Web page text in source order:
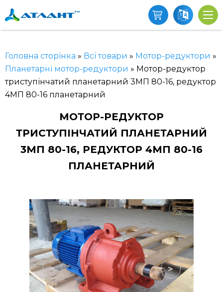
Головна сторінка » Всі товари » Мотор-редуктори »
Планетарні мотор-редуктори » Мотор-редуктор
триступінчатий планетарний 3МП 80-16, редуктор
4МП 80-16 планетарний
МОТОР-РЕДУКТОР
ТРИСТУПІНЧАТИЙ ПЛАНЕТАРНИЙ
3МП 80-16, РЕДУКТОР 4МП 80-16
ПЛАНЕТАРНИЙ
< >